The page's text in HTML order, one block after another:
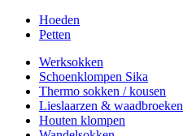
Hoeden
Petten
Werksokken
Schoenklompen Sika
Thermo sokken / kousen
Lieslaarzen & waadbroeken
Houten klompen